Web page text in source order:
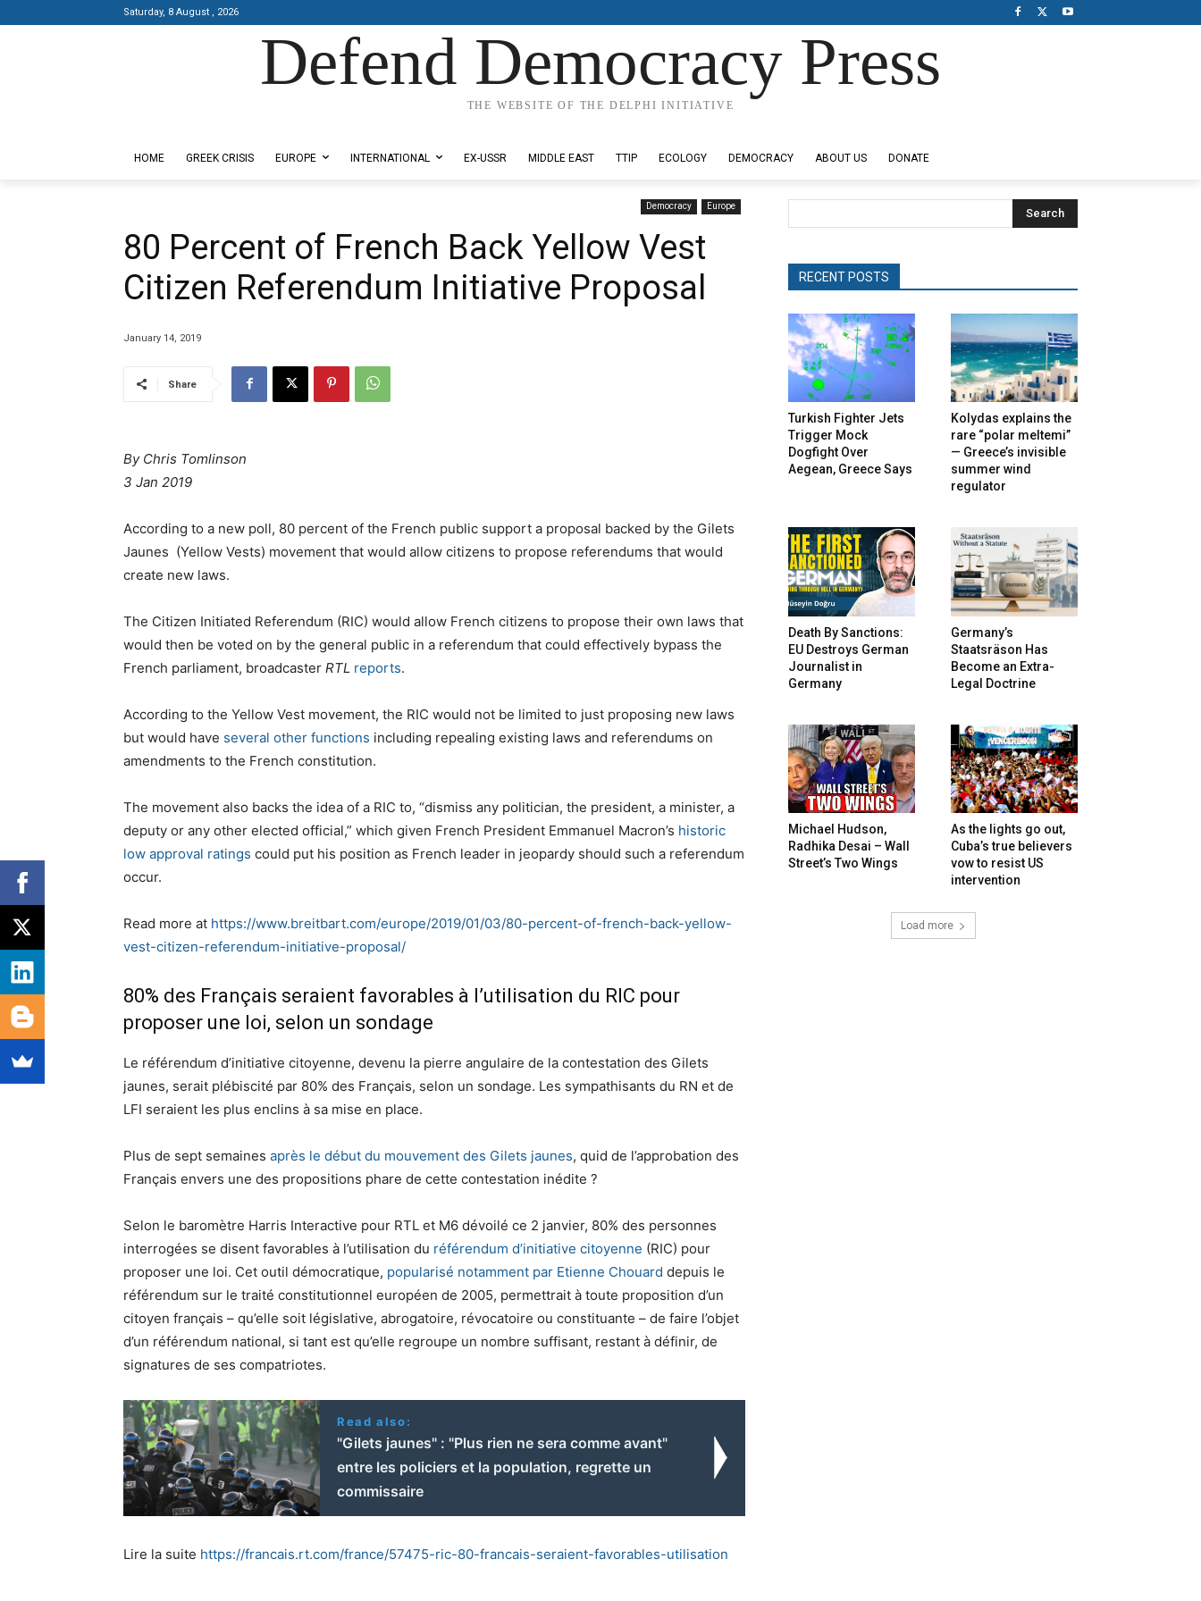
Saturday, 8 August , 2026
Defend Democracy Press
THE WEBSITE OF THE DELPHI INITIATIVE
HOME GREEK CRISIS EUROPE INTERNATIONAL EX-USSR MIDDLE EAST TTIP ECOLOGY DEMOCRACY ABOUT US DONATE
Democracy Europe
80 Percent of French Back Yellow Vest
Citizen Referendum Initiative Proposal
January 14, 2019
Share
By Chris Tomlinson
3 Jan 2019
According to a new poll, 80 percent of the French public support a proposal backed by the Gilets
Jaunes (Yellow Vests) movement that would allow citizens to propose referendums that would
create new laws.
The Citizen Initiated Referendum (RIC) would allow French citizens to propose their own laws that
would then be voted on by the general public in a referendum that could effectively bypass the
French parliament, broadcaster RTL reports.
According to the Yellow Vest movement, the RIC would not be limited to just proposing new laws
but would have several other functions including repealing existing laws and referendums on
amendments to the French constitution.
The movement also backs the idea of a RIC to, “dismiss any politician, the president, a minister, a
deputy or any other elected official,” which given French President Emmanuel Macron’s historic
low approval ratings could put his position as French leader in jeopardy should such a referendum
occur.
Read more at https://www.breitbart.com/europe/2019/01/03/80-percent-of-french-back-yellow-
vest-citizen-referendum-initiative-proposal/
80% des Français seraient favorables à l’utilisation du RIC pour
proposer une loi, selon un sondage
Le référendum d’initiative citoyenne, devenu la pierre angulaire de la contestation des Gilets
jaunes, serait plébiscité par 80% des Français, selon un sondage. Les sympathisants du RN et de
LFI seraient les plus enclins à sa mise en place.
Plus de sept semaines après le début du mouvement des Gilets jaunes, quid de l’approbation des
Français envers une des propositions phare de cette contestation inédite ?
Selon le baromètre Harris Interactive pour RTL et M6 dévoilé ce 2 janvier, 80% des personnes
interrogées se disent favorables à l’utilisation du référendum d’initiative citoyenne (RIC) pour
proposer une loi. Cet outil démocratique, popularisé notamment par Etienne Chouard depuis le
référendum sur le traité constitutionnel européen de 2005, permettrait à toute proposition d’un
citoyen français – qu’elle soit législative, abrogatoire, révocatoire ou constituante – de faire l’objet
d’un référendum national, si tant est qu’elle regroupe un nombre suffisant, restant à définir, de
signatures de ses compatriotes.
Read also:
"Gilets jaunes" : "Plus rien ne sera comme avant"
entre les policiers et la population, regrette un
commissaire
Lire la suite https://francais.rt.com/france/57475-ric-80-francais-seraient-favorables-utilisation
Search
RECENT POSTS
Turkish Fighter Jets
Trigger Mock
Dogfight Over
Aegean, Greece Says
Kolydas explains the
rare “polar meltemi”
— Greece’s invisible
summer wind
regulator
Death By Sanctions:
EU Destroys German
Journalist in
Germany
Germany’s
Staatsräson Has
Become an Extra-
Legal Doctrine
Michael Hudson,
Radhika Desai – Wall
Street’s Two Wings
As the lights go out,
Cuba’s true believers
vow to resist US
intervention
Load more